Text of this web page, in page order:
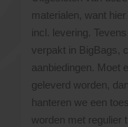
materialen, want
incl. levering.
verpakt in BigBags,
aanbiedingen. Moet
geleverd worden,
hanteren we een
worden met regulier